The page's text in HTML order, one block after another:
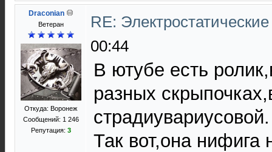
Draconian
Ветеран
Откуда: Воронеж
Сообщений: 1 246
Репутация: 3
RE:
00:44
В ютубе есть
разных
страдиувариусовой.
Так вот,она